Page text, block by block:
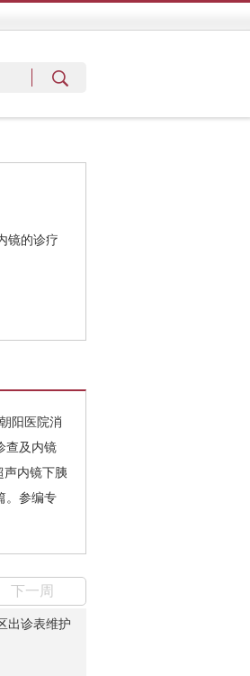
镜的诊疗
阳医院消
查及内镜
声内镜下胰
。参编专
下一周
出诊表维护